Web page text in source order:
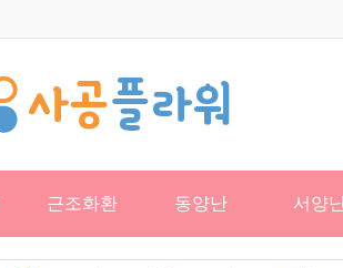
근조화환 동양난 서양